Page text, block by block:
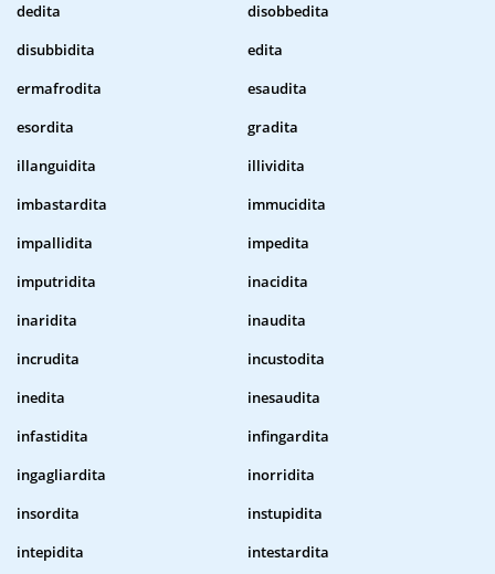
dedita
disobbedita
disubbidita
edita
ermafrodita
esaudita
esordita
gradita
illanguidita
illividita
imbastardita
immucidita
impallidita
impedita
imputridita
inacidita
inaridita
inaudita
incrudita
incustodita
inedita
inesaudita
infastidita
infingardita
ingagliardita
inorridita
insordita
instupidita
intepidita
intestardita